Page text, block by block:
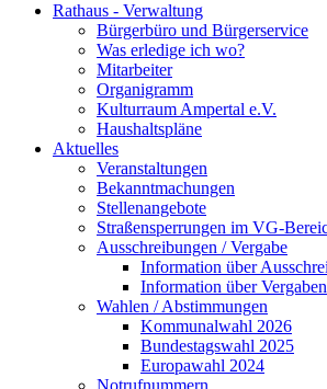
Rathaus - Verwaltung
Bürgerbüro und Bürgerservice
Was erledige ich wo?
Mitarbeiter
Organigramm
Kulturraum Ampertal e.V.
Haushaltspläne
Aktuelles
Veranstaltungen
Bekanntmachungen
Stellenangebote
Straßensperrungen im VG-
Ausschreibungen / Vergabe
Information über
Information über Vergaben
Wahlen / Abstimmungen
Kommunalwahl 2026
Bundestagswahl 2025
Europawahl 2024
Notrufnummern